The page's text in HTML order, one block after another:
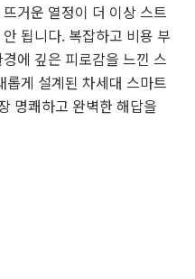
거운 열정이 더 이상 스트
됩니다. 복잡하고 비용 부
에 깊은 피로감을 느낀 스
게 설계된 차세대 스마트
명쾌하고 완벽한 해답을